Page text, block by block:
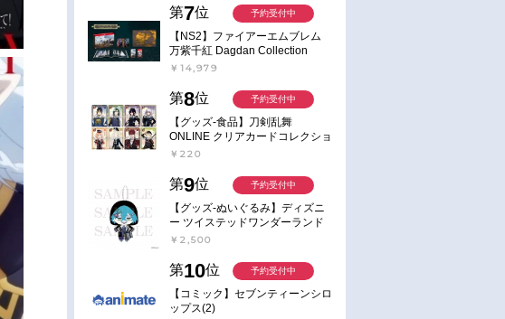
第7位
【NS2】ファイアーエムブレム
万紫千紅 Dagdan Collection
￥14,979
予約受付中
第8位
【グッズ-食品】刀剣乱舞
ONLINE クリアカードコレクショ
ンガム
￥220
予約受付中
第9位
【グッズ-ぬいぐるみ】ディズニ
ー ツイステッドワンダーランド
ミニミニぬいぐるみ(クラブ・ウ
￥2,500
予約受付中
第10位
【コミック】セブンティーンシロ
ップス(2)
予約受付中